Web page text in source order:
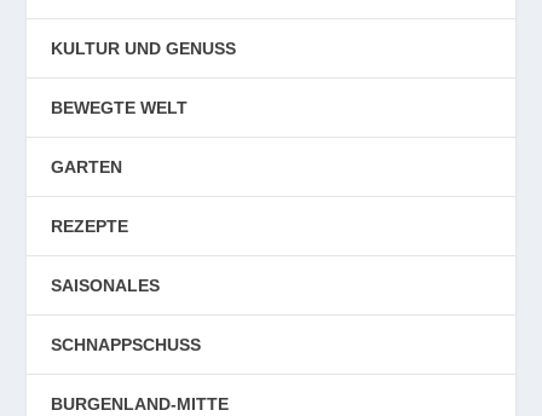
KULTUR UND GENUSS
BEWEGTE WELT
GARTEN
REZEPTE
SAISONALES
SCHNAPPSCHUSS
BURGENLAND-MITTE